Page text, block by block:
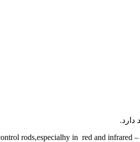
دارد.
rods,especialhy in red and infrared –